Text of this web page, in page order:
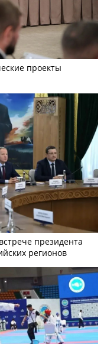
проекты
президента
регионов